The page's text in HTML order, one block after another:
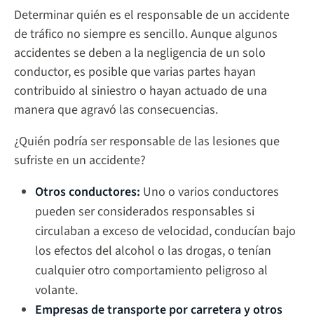
Determinar quién es el responsable de un accidente
de tráfico no siempre es sencillo. Aunque algunos
accidentes se deben a la negligencia de un solo
conductor, es posible que varias partes hayan
contribuido al siniestro o hayan actuado de una
manera que agravó las consecuencias.
¿Quién podría ser responsable de las lesiones que
sufriste en un accidente?
Otros conductores: Uno o varios conductores
pueden ser considerados responsables si
circulaban a exceso de velocidad, conducían bajo
los efectos del alcohol o las drogas, o tenían
cualquier otro comportamiento peligroso al
volante.
Empresas de transporte por carretera y otros